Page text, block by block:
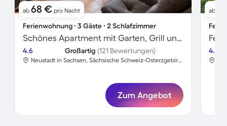
ab 68 € pro Nacht
Ferienwohnung ∙ 3 Gäste ∙ 2 Schlafzimmer
Schönes Apartment mit Garten, Grill und Terrasse
4.6 Großartig (121 Bewertungen)
Neustadt in Sachsen, Sächsische Schweiz-Osterzgebirge, Deutschland
Zum Angebot
ab
4.7